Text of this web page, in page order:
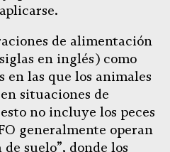
de alimentación
en inglés) como
en las que los animales
situaciones de
no incluye los peces
generalmente operan
suelo”, donde los